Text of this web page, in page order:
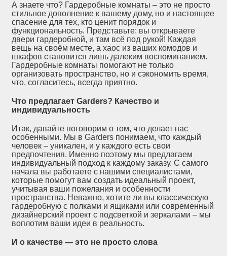
А знаете что? Гардеробные комнаты – это не просто
стильное дополнение к вашему дому, но и настоящее
спасение для тех, кто ценит порядок и
функциональность. Представьте: вы открываете
двери гардеробной, и там всё под рукой! Каждая
вещь на своём месте, а хаос из ваших комодов и
шкафов становится лишь далеким воспоминанием.
Гардеробные комнаты помогают не только
организовать пространство, но и сэкономить время,
что, согласитесь, всегда приятно.
Что предлагает Garders? Качество и
индивидуальность
Итак, давайте поговорим о том, что делает нас
особенными. Мы в Garders понимаем, что каждый
человек – уникален, и у каждого есть свои
предпочтения. Именно поэтому мы предлагаем
индивидуальный подход к каждому заказу. С самого
начала вы работаете с нашими специалистами,
которые помогут вам создать идеальный проект,
учитывая ваши пожелания и особенности
пространства. Неважно, хотите ли вы классическую
гардеробную с полками и ящиками или современный
дизайнерский проект с подсветкой и зеркалами – мы
воплотим ваши идеи в реальность.
И о качестве — это не просто слова